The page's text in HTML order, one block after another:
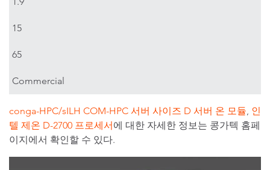
15
65
Commercial
conga-HPC/sILH COM-HPC 서버 사이즈 D 서버 온 모듈, 인
텔 제온 D-2700 프로세서에 대한 자세한 정보는 콩가텍 홈페
이지에서 확인할 수 있다.